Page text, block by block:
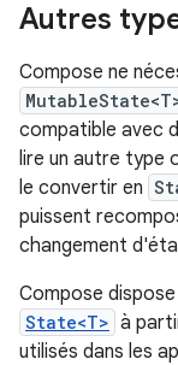
Autres
Compose ne
compatible avec
lire un autre type
le convertir en
puissent
changement
Compose
State<T> à
utilisés dans les